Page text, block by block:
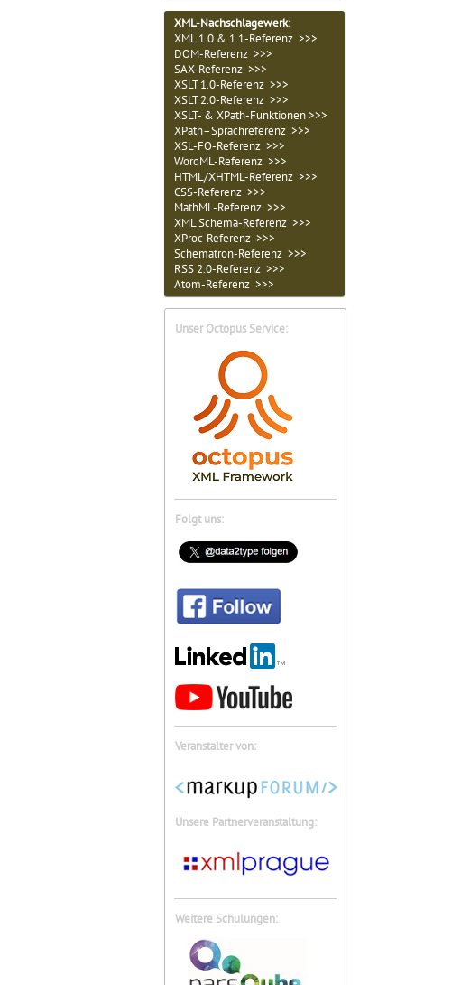
XML-Nachschlagewerk:
XML 1.0 & 1.1-Referenz >>>
DOM-Referenz >>>
SAX-Referenz >>>
XSLT 1.0-Referenz >>>
XSLT 2.0-Referenz >>>
XSLT- & XPath-Funktionen >>>
XPath–Sprachreferenz >>>
XSL-FO-Referenz >>>
WordML-Referenz >>>
HTML/XHTML-Referenz >>>
CSS-Referenz >>>
MathML-Referenz >>>
XML Schema-Referenz >>>
XProc-Referenz >>>
Schematron-Referenz >>>
RSS 2.0-Referenz >>>
Atom-Referenz >>>
Unser Octopus Service:
Folgt uns:
Veranstalter von:
Unsere Partnerveranstaltung:
Weitere Schulungen: